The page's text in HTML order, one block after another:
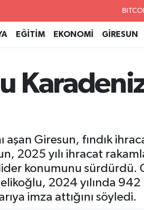
EĞİTİM EKONOMİ GİRESUN
Giresun, fındık
2025 yılı ihracat
konumunu sürdürdü.
2024 yılında
imza attığını söyledi.